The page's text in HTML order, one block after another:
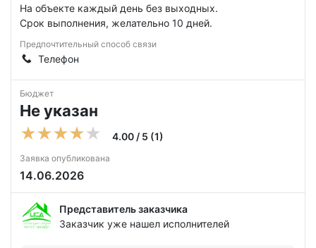
На объекте каждый день без выходных.
Срок выполнения, желательно 10 дней.
Предпочтительный способ связи
Телефон
Бюджет
Не указан
4.00 / 5 (1)
Заявка опубликована
14.06.2026
Представитель заказчика
Заказчик уже нашел исполнителей